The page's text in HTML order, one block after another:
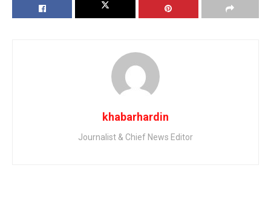
khabarhardin
Journalist & Chief News Editor